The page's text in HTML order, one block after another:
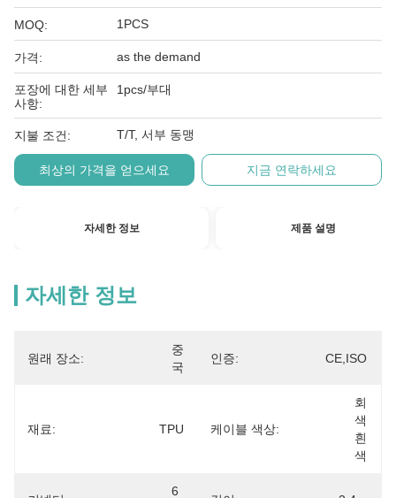
MOQ: 1PCS
가격: as the demand
포장에 대한 세부
사항:
1pcs/부대
지불 조건: T/T, 서부 동맹
최상의 가격을 얻으세요 지금 연락하세요
자세한 정보 제품 설명
자세한 정보
원래 장소:
중
국
인증: CE,ISO
재료: TPU 케이블 색상:
회
색
흰
색
6